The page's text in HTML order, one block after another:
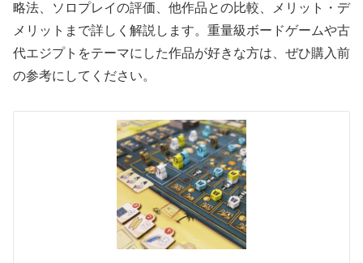
略法、ソロプレイの評価、他作品との比較、メリット・デ
メリットまで詳しく解説します。重量級ボードゲームや古
代エジプトをテーマにした作品が好きな方は、ぜひ購入前
の参考にしてください。